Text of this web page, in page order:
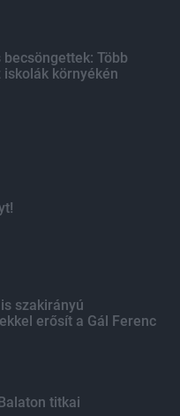
Több
környékén
szakirányú
erősít a Gál Ferenc
titkai